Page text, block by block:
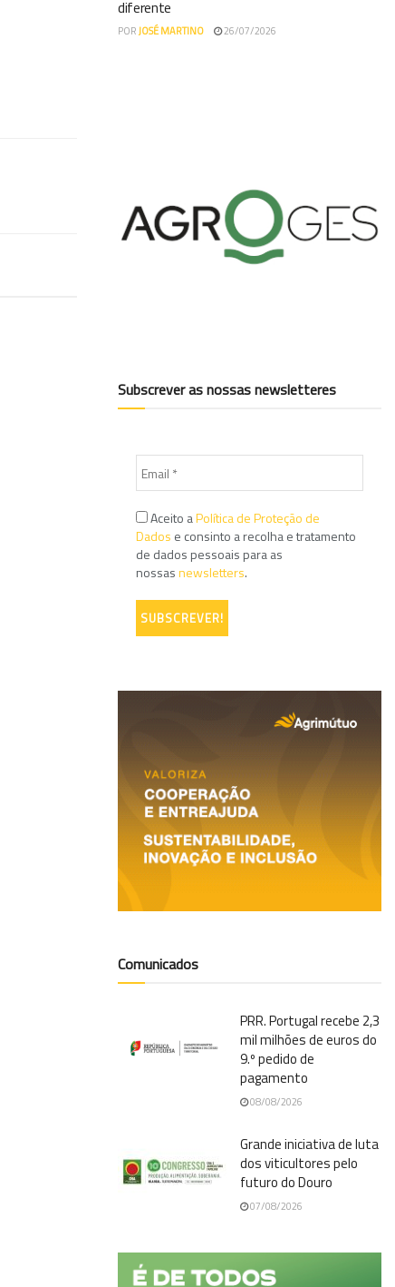
diferente
PORJOSÉ MARTINO 26/07/2026
Subscrever as nossas newsletteres
Aceito aPolítica de Proteção de
Dados e consinto a recolha e tratamento
de dados pessoais para as
nossasnewsletters.
Comunicados
PRR. Portugal recebe 2,3
mil milhões de euros do
9.º pedido de
pagamento
08/08/2026
Grande iniciativa de luta
dos viticultores pelo
futuro do Douro
07/08/2026